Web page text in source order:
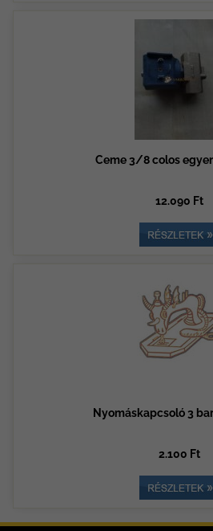
Ceme 3/8 colos
12.090 Ft
Nyomáskapcsoló 3
2.100 Ft